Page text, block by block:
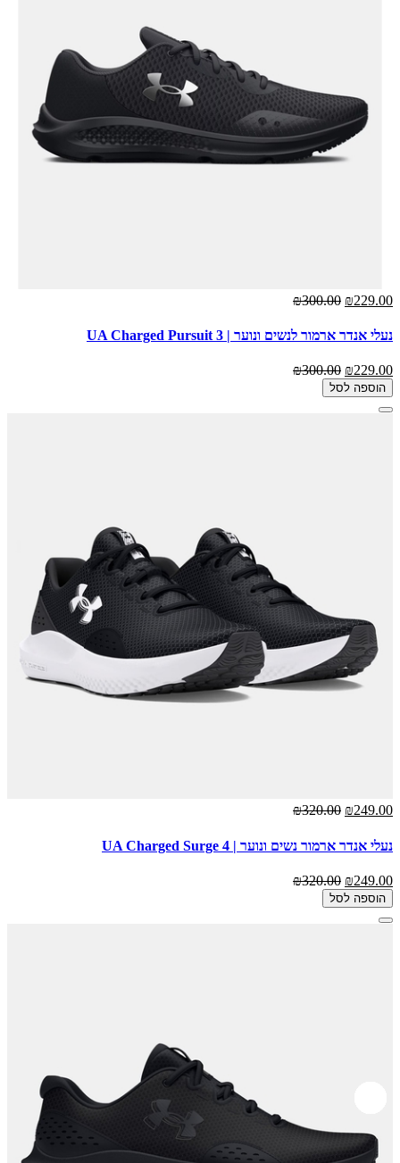
₪229.00
₪300.00
נעלי אנדר ארמור לנשים ונוער | UA Charged Pursuit 3
₪229.00
₪300.00
הוספה לסל
₪249.00
₪320.00
נעלי אנדר ארמור נשים ונוער | UA Charged Surge 4
₪249.00
₪320.00
הוספה לסל